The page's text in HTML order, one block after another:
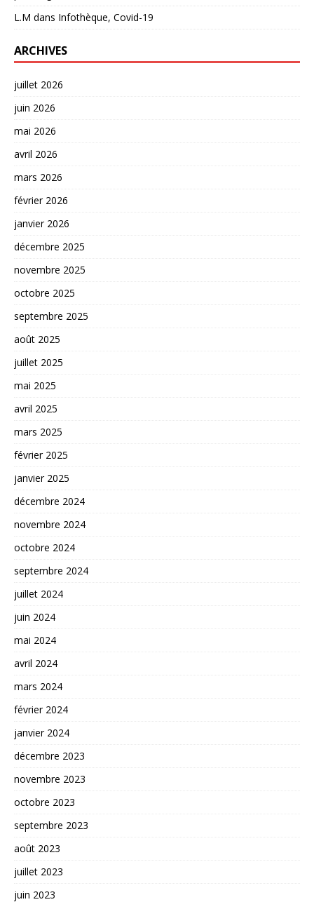
L.M dans Infothèque, Covid-19
ARCHIVES
juillet 2026
juin 2026
mai 2026
avril 2026
mars 2026
février 2026
janvier 2026
décembre 2025
novembre 2025
octobre 2025
septembre 2025
août 2025
juillet 2025
mai 2025
avril 2025
mars 2025
février 2025
janvier 2025
décembre 2024
novembre 2024
octobre 2024
septembre 2024
juillet 2024
juin 2024
mai 2024
avril 2024
mars 2024
février 2024
janvier 2024
décembre 2023
novembre 2023
octobre 2023
septembre 2023
août 2023
juillet 2023
juin 2023